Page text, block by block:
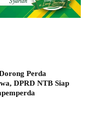
Perda
DPRD NTB Siap